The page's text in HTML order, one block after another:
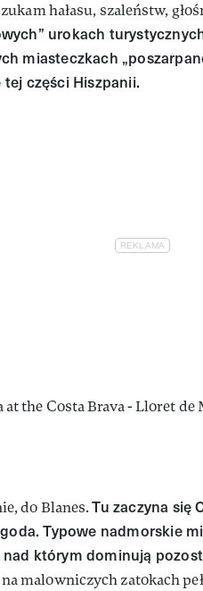
hałasu, szaleństw,
urokach
miasteczkach
tej części Hiszpanii.
do Blanes.Tu zaczyna się
Typowe nadmorskie
którym dominują
malowniczych zatokach